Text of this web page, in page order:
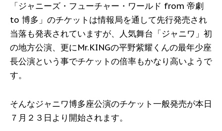
「ジャニーズ・フューチャー・ワールド from 帝劇
to 博多」のチケットは情報局を通して先行発売され
当落も発表されていますが、人気舞台「ジャニワ」初
の地方公演、更にMr.KINGの平野紫耀くんの最年少座
長公演という事でチケットの倍率もかなり高いようで
す。
そんなジャニワ博多座公演のチケット一般発売が本日
７月２３日より開始されます。